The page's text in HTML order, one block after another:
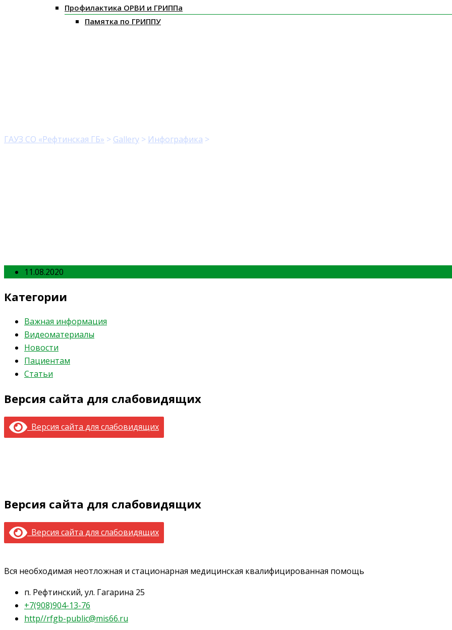
Профилактика ОРВИ и ГРИППа
Памятка по ГРИППУ
ГАУЗ СО «Рефтинская ГБ» > Gallery > Инфографика >
11.08.2020
Категории
Важная информация
Видеоматериалы
Новости
Пациентам
Статьи
Версия сайта для слабовидящих
Версия сайта для слабовидящих
Версия сайта для слабовидящих
Версия сайта для слабовидящих
Вся необходимая неотложная и стационарная медицинская квалифицированная помощь
п. Рефтинский, ул. Гагарина 25
+7(908)904-13-76
http//rfgb-public@mis66.ru